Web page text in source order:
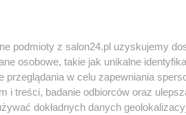
podmioty z salon24.pl uzyskujemy
osobowe, takie jak unikalne
przeglądania w celu zapewniania
treści, badanie odbiorców oraz
dokładnych danych